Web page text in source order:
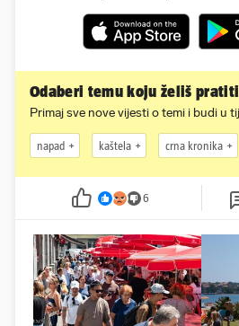
Odaberi temu koju želiš pratiti
Primaj sve nove vijesti o temi i budi u
napad kaštela crna kronika
6